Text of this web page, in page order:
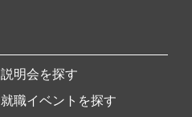
説明会を探す
就職イベントを探す